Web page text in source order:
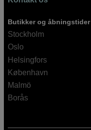
Butikker og åbningstider
Stockholm
Oslo
Helsingfors
København
Malmö
Borås